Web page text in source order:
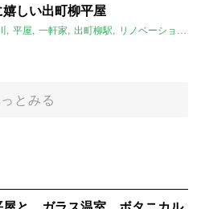
しい出町柳平屋
平屋 一軒家 出町柳駅 リノベーション
とみる